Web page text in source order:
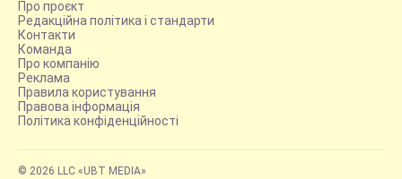
Про проєкт
Редакційна політика і стандарти
Контакти
Команда
Про компанію
Реклама
Правила користування
Правова інформація
Політика конфіденційності
© 2026 LLC «UBT MEDIA»